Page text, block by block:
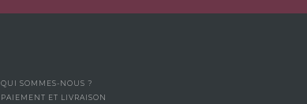
QUI SOMMES-NOUS ?
PAIEMENT ET LIVRAISON